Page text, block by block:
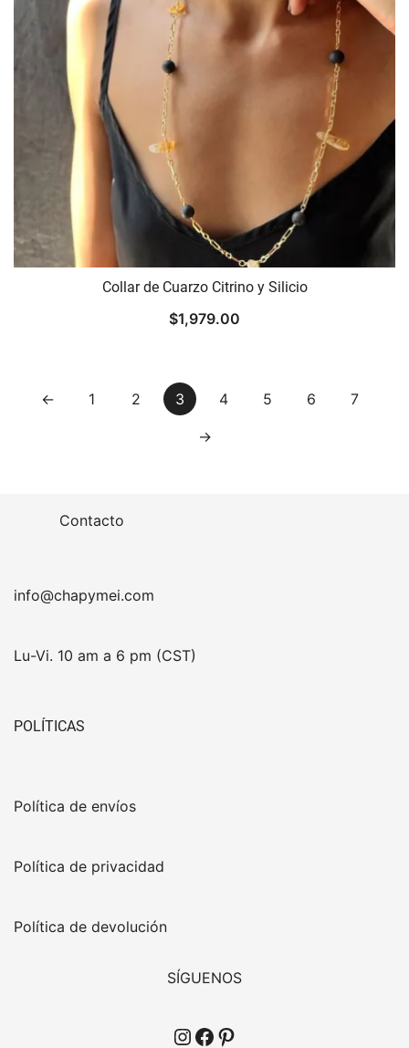
Collar de Cuarzo Citrino y Silicio
$1,979.00
← 1 2 3 4 5 6 7
→
Contacto
info@chapymei.com
Lu-Vi. 10 am a 6 pm (CST)
POLÍTICAS
Política de envíos
Política de privacidad
Política de devolución
SÍGUENOS
Instagram
Facebook
Pinterest